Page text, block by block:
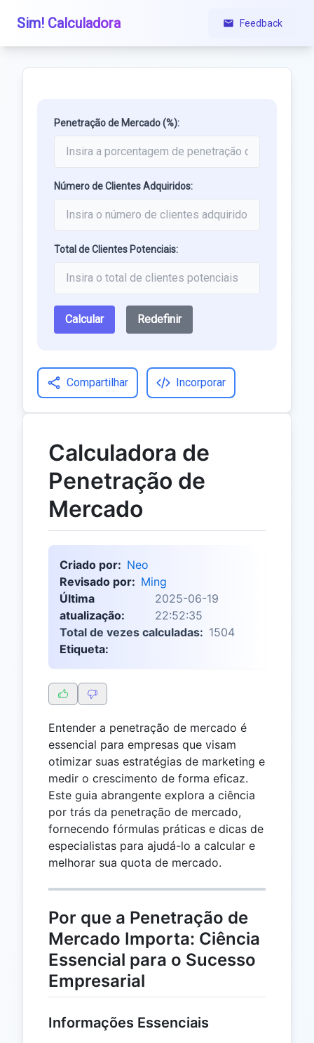
Sim! Calculadora Feedback
Penetração de Mercado (%):
Número de Clientes Adquiridos:
Total de Clientes Potenciais:
Calcular Redefinir
Compartilhar Incorporar
Calculadora de
Penetração de
Mercado
Criado por: Neo
Revisado por: Ming
Última
atualização:
2025-06-19
22:52:35
Total de vezes calculadas: 1504
Etiqueta:
Entender a penetração de mercado é
essencial para empresas que visam
otimizar suas estratégias de marketing e
medir o crescimento de forma eficaz.
Este guia abrangente explora a ciência
por trás da penetração de mercado,
fornecendo fórmulas práticas e dicas de
especialistas para ajudá-lo a calcular e
melhorar sua quota de mercado.
Por que a Penetração de
Mercado Importa: Ciência
Essencial para o Sucesso
Empresarial
Informações Essenciais